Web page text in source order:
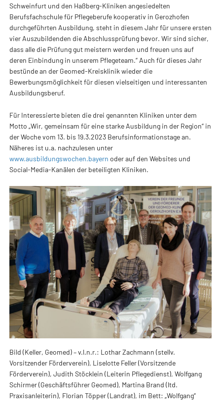
Schweinfurt und den Haßberg-Kliniken angesiedelten
Berufsfachschule für Pflegeberufe kooperativ in Gerozhofen
durchgeführten Ausbildung, steht in diesem Jahr für unsere ersten
vier Auszubildenden die Abschlussprüfung bevor. Wir sind sicher,
dass alle die Prüfung gut meistern werden und freuen uns auf
deren Einbindung in unserem Pflegeteam.“ Auch für dieses Jahr
bestünde an der Geomed-Kreisklinik wieder die
Bewerbungsmöglichkeit für diesen vielseitigen und interessanten
Ausbildungsberuf.
Für Interessierte bieten die drei genannten Kliniken unter dem
Motto „Wir, gemeinsam für eine starke Ausbildung in der Region“ in
der Woche vom 13. bis 19.3.2023 Berufsinformationstage an.
Näheres ist u.a. nachzulesen unter
www.ausbildungswochen.bayern oder auf den Websites und
Social-Media-Kanälen der beteiligten Kliniken.
Bild (Keller, Geomed) – v.l.n.r.: Lothar Zachmann (stellv.
Vorsitzender Förderverein), Liselotte Feller (Vorsitzende
Förderverein), Judith Stöcklein (Leiterin Pflegedienst), Wolfgang
Schirmer (Geschäftsführer Geomed), Martina Brand (ltd.
Praxisanleiterin), Florian Töpper (Landrat), im Bett: „Wolfgang“